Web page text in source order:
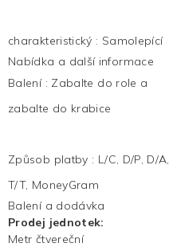
charakteristický : Samolepící
Nabídka a další informace
Balení : Zabalte do role a
zabalte do krabice
Způsob platby : L/C, D/P, D/A,
T/T, MoneyGram
Balení a dodávka
Prodej jednotek:
Metr čtvereční